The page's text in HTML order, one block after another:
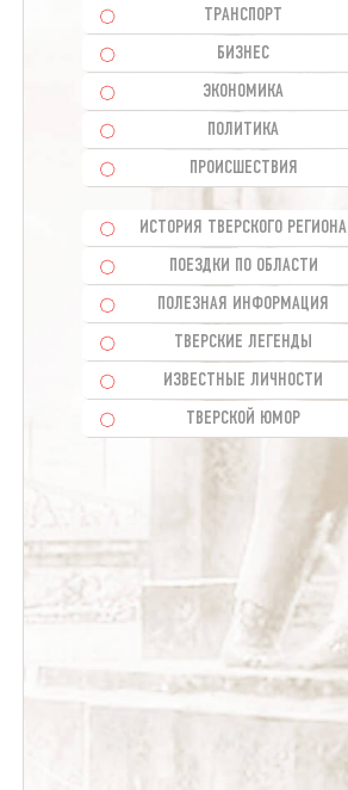
ТРАНСПОРТ
БИЗНЕС
ЭКОНОМИКА
ПОЛИТИКА
ПРОИСШЕСТВИЯ
ИСТОРИЯ ТВЕРСКОГО РЕГИОНА
ПОЕЗДКИ ПО ОБЛАСТИ
ПОЛЕЗНАЯ ИНФОРМАЦИЯ
ТВЕРСКИЕ ЛЕГЕНДЫ
ИЗВЕСТНЫЕ ЛИЧНОСТИ
ТВЕРСКОЙ ЮМОР